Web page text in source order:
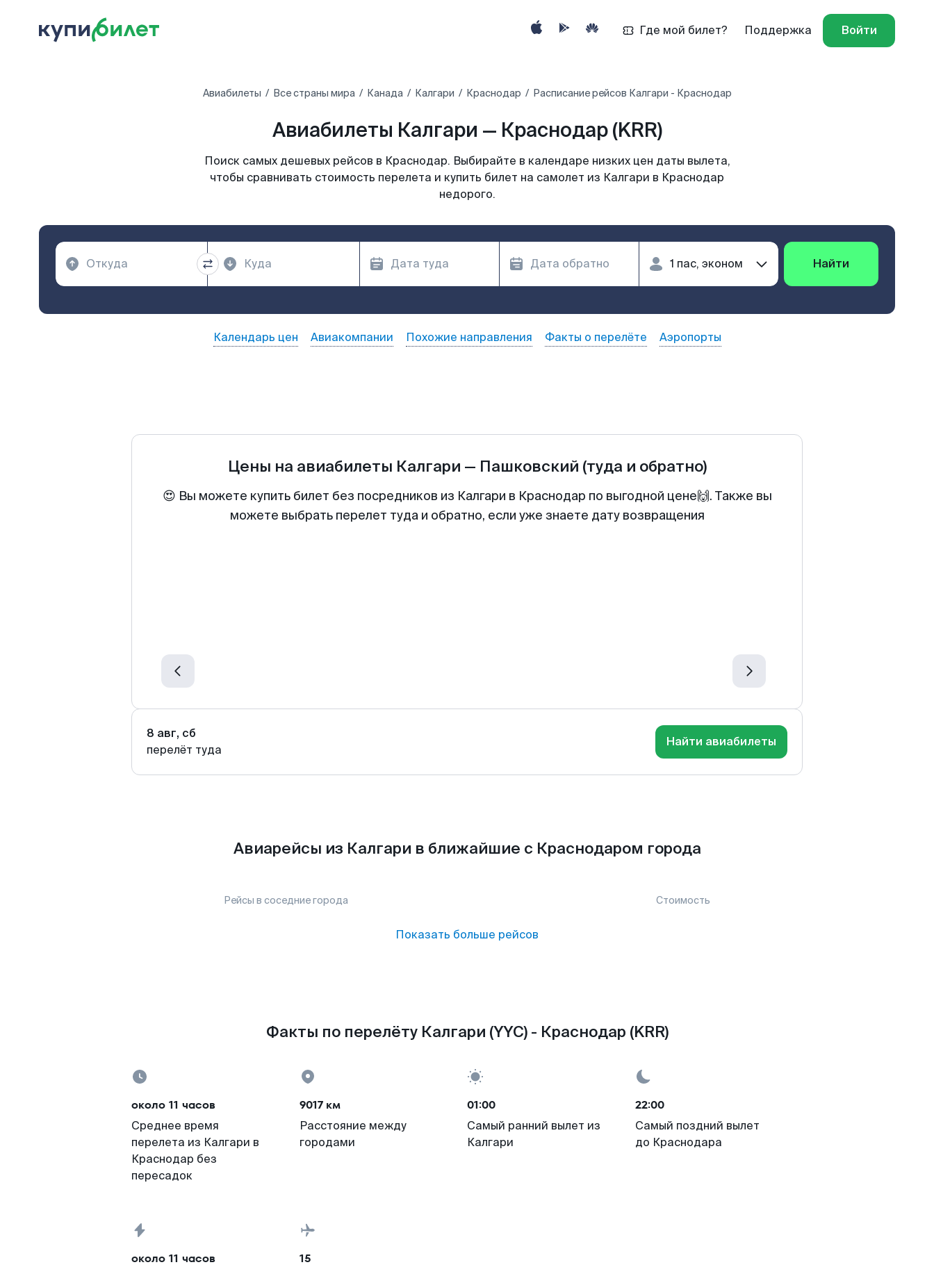
Где мой билет? Поддержка Войти
Авиабилеты Все страны мира Канада Калгари Краснодар Расписание рейсов Калгари - Краснодар
Авиабилеты Калгари — Краснодар (KRR)
Поиск самых дешевых рейсов в Краснодар. Выбирайте в календаре низких цен даты вылета,
чтобы сравнивать стоимость перелета и купить билет на самолет из Калгари в Краснодар
недорого.
Найти
Календарь цен Авиакомпании Похожие направления Факты о перелёте Аэропорты
Цены на авиабилеты Калгари — Пашковский (туда и обратно)
😍 Вы можете купить билет без посредников из Калгари в Краснодар по выгодной цене🙌. Также вы
можете выбрать перелет туда и обратно, если уже знаете дату возвращения
8 авг, сб
перелёт туда
Найти авиабилеты
Авиарейсы из Калгари в ближайшие с Краснодаром города
Рейсы в соседние города Стоимость
Показать больше рейсов
Факты по перелёту Калгари (YYC) - Краснодар (KRR)
около 11 часов
Среднее время
перелета из Калгари в
Краснодар без
пересадок
9017 км
Расстояние между
городами
01:00
Самый ранний вылет из
Калгари
22:00
Самый поздний вылет
до Краснодара
около 11 часов 15